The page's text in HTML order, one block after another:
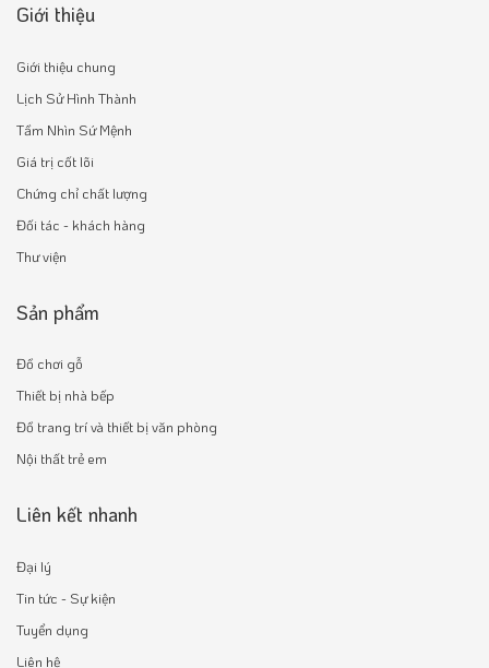
Giới thiệu
Giới thiệu chung
Lịch Sử Hình Thành
Tầm Nhìn Sứ Mệnh
Giá trị cốt lõi
Chứng chỉ chất lượng
Đối tác - khách hàng
Thư viện
Sản phẩm
Đồ chơi gỗ
Thiết bị nhà bếp
Đồ trang trí và thiết bị văn phòng
Nội thất trẻ em
Liên kết nhanh
Đại lý
Tin tức - Sự kiện
Tuyển dụng
Liên hệ